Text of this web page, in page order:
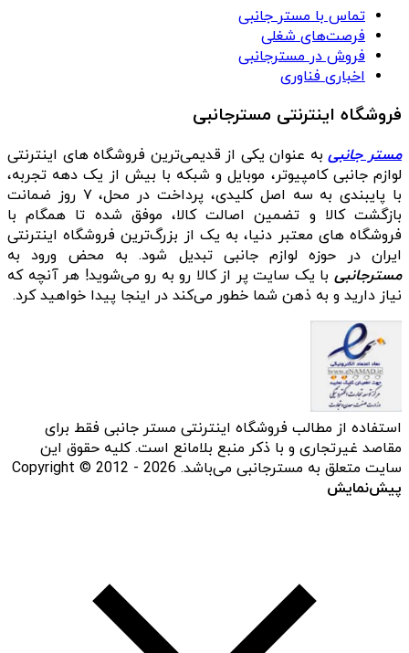
تماس با مستر جانبی
فرصت‌های شغلی
فروش در مسترجانبی
اخباری فناوری
فروشگاه اینترنتی مسترجانبی
مستر جانبیبه عنوان یکی از قدیمی‌ترین فروشگاه های اینترنتی
لوازم جانبی کامپیوتر، موبایل و شبکه با بیش از یک دهه تجربه،
با پایبندی به سه اصل کلیدی، پرداخت در محل، ۷ روز ضمانت
بازگشت کالا و تضمین اصالت کالا، موفق شده تا همگام با
فروشگاه‌ های معتبر دنیا، به یک از بزرگ‌ترین فروشگاه اینترنتی
ایران در حوزه لوازم جانبی تبدیل شود. به محض ورود به
مسترجانبی با یک سایت پر از کالا رو به رو می‌شوید! هر آنچه که
نیاز دارید و به ذهن شما خطور می‌کند در اینجا پیدا خواهید کرد.
استفاده از مطالب فروشگاه اینترنتی مستر جانبی فقط برای
مقاصد غیرتجاری و با ذکر منبع بلامانع است. کلیه حقوق این
سایت متعلق به مسترجانبی می‌باشد. Copyright © 2012 - 2026
پیش‌نمایش